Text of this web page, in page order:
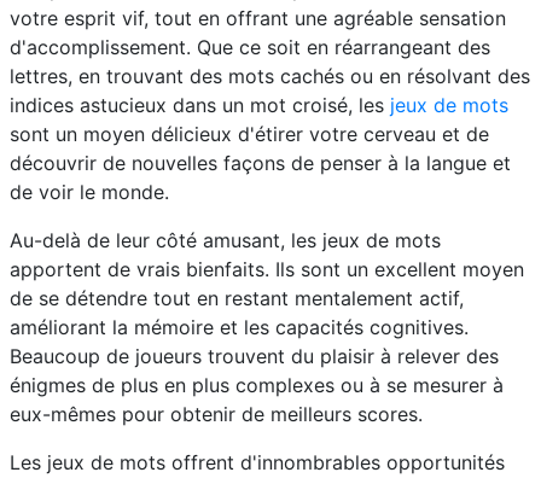
votre esprit vif, tout en offrant une agréable sensation
d'accomplissement. Que ce soit en réarrangeant des
lettres, en trouvant des mots cachés ou en résolvant des
indices astucieux dans un mot croisé, les jeux de mots
sont un moyen délicieux d'étirer votre cerveau et de
découvrir de nouvelles façons de penser à la langue et
de voir le monde.
Au-delà de leur côté amusant, les jeux de mots
apportent de vrais bienfaits. Ils sont un excellent moyen
de se détendre tout en restant mentalement actif,
améliorant la mémoire et les capacités cognitives.
Beaucoup de joueurs trouvent du plaisir à relever des
énigmes de plus en plus complexes ou à se mesurer à
eux-mêmes pour obtenir de meilleurs scores.
Les jeux de mots offrent d'innombrables opportunités